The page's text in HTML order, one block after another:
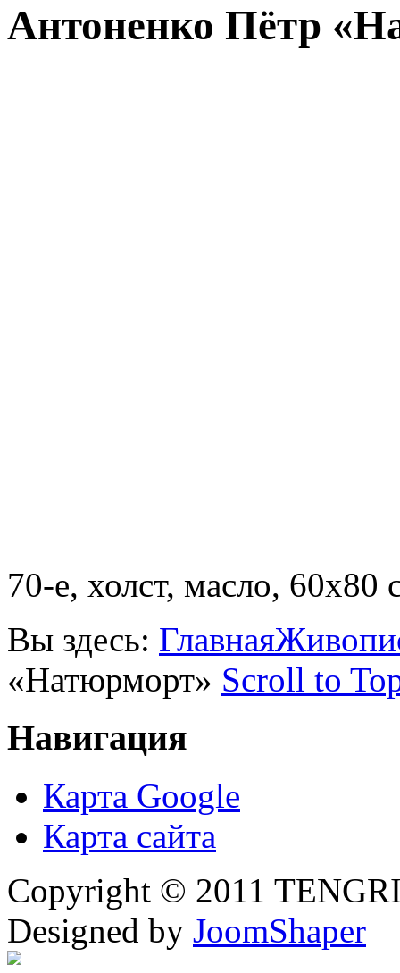
Антоненко Пётр
70-е, холст, масло, 60х80
Вы здесь: Главная
«Натюрморт» Scroll to
Навигация
Карта Google
Карта сайта
Copyright © 2011
Designed by JoomShaper